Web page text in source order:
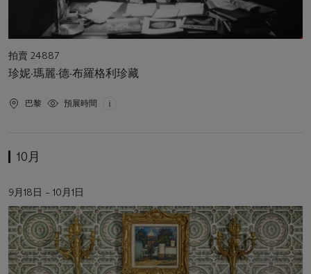
活
動
類
拍賣 24887
珍妮·瑪麗·德·布羅格利珍藏
活
巴黎 預展時間
10月
活
動
日
期
9月18日 – 10月1日